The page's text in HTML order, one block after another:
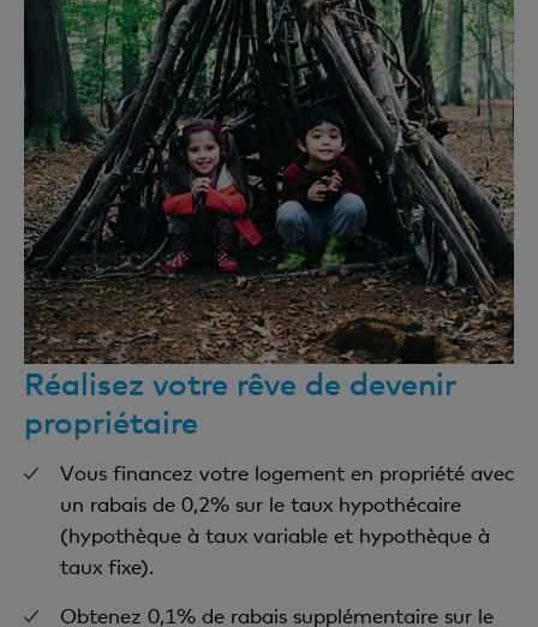
Réalisez votre rêve de devenir
propriétaire
Vous financez votre logement en propriété avec
un rabais de 0,2% sur le taux hypothécaire
(hypothèque à taux variable et hypothèque à
taux fixe).
Obtenez 0,1% de rabais supplémentaire sur le